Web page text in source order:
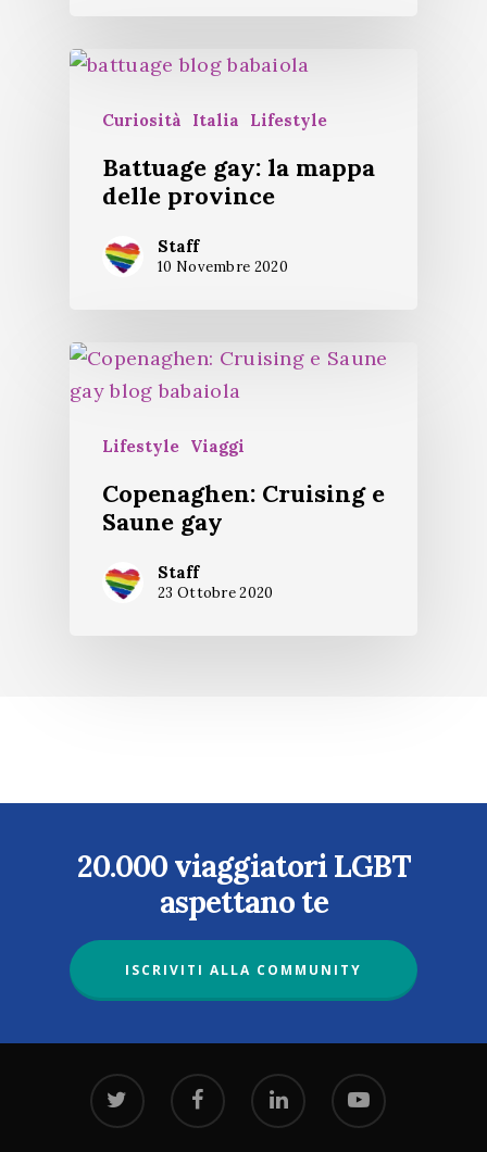
Curiosità Italia Lifestyle
Battuage gay: la mappa
delle province
Staff
10 Novembre 2020
Lifestyle Viaggi
Copenaghen: Cruising e
Saune gay
Staff
23 Ottobre 2020
20.000 viaggiatori LGBT
aspettano te
ISCRIVITI ALLA COMMUNITY